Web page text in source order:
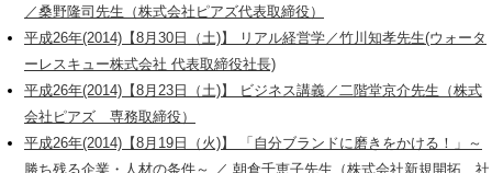
／桑野隆司先生（株式会社ピアズ代表取締役）
平成26年(2014)【8月30日（土)】 リアル経営学／竹川知孝先生(ウォータ
ーレスキュー株式会社 代表取締役社長)
平成26年(2014)【8月23日（土)】 ビジネス講義／二階堂京介先生（株式
会社ピアズ 専務取締役）
平成26年(2014)【8月19日（火)】 「自分ブランドに磨きをかける！」～
勝ち残る企業・人材の条件～ ／ 朝倉千恵子先生（株式会社新規開拓 社